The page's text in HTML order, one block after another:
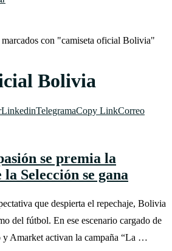
marcados con "camiseta oficial Bolivia"
Bolivia
LinkedinTelegramaCopy LinkCorreo
se premia la
la Selección se gana
que despierta el repechaje, Bolivia
del fútbol. En ese escenario cargado de
y Amarket activan la campaña “La …